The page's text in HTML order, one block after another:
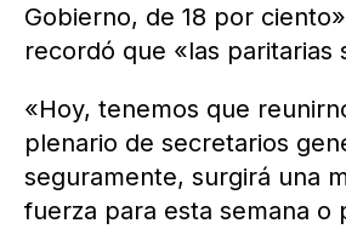
Gobierno, de 18 por
recordó que «las paritarias
«Hoy, tenemos que
plenario de secretarios
seguramente, surgirá una
fuerza para esta semana o